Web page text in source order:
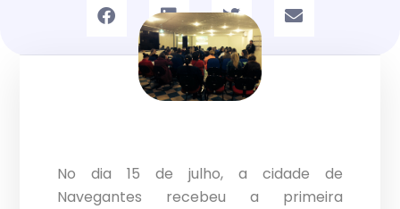
No dia 15 de julho, a cidade de
Navegantes recebeu a primeira